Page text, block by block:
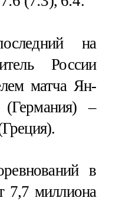
на
России
матча Ян-
–
в
7,7 миллиона